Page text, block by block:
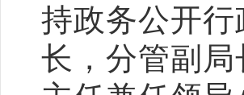
持政务公开
长，分管副